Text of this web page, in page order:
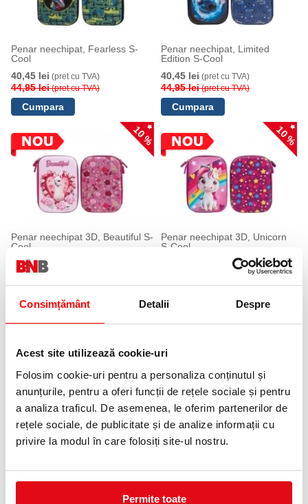
Consimțământ Detalii Despre
Acest site utilizează cookie-uri
Folosim cookie-uri pentru a personaliza conținutul și
anunțurile, pentru a oferi funcții de rețele sociale și pentru
a analiza traficul. De asemenea, le oferim partenerilor de
rețele sociale, de publicitate și de analize informații cu
privire la modul în care folosiți site-ul nostru.
Permite toate
Penar neechipat, Fearless S-
Cool
40,45 lei (pret cu TVA)
44,95 lei(pret cu TVA)
Penar neechipat, Limited
Edition S-Cool
40,45 lei (pret cu TVA)
44,95 lei(pret cu TVA)
10 %
Penar neechipat 3D, Beautiful S-
Cool
40,45 lei
44,95 lei
10 %
Penar neechipat 3D, Unicorn
S-Cool
(pret cu TVA)
(pret cu TVA)
10 %
Penar neechipat 3D, Roar S-
10 %
Penar neechipat 3D, Play On